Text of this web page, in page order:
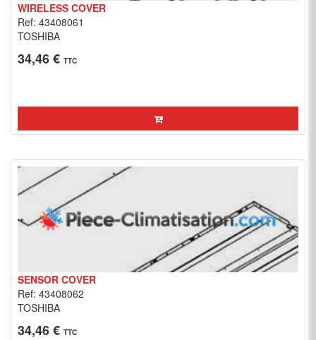
WIRELESS COVER
Ref: 43408061
TOSHIBA
34,46 € TTC
SENSOR COVER
Ref: 43408062
TOSHIBA
34,46 € TTC